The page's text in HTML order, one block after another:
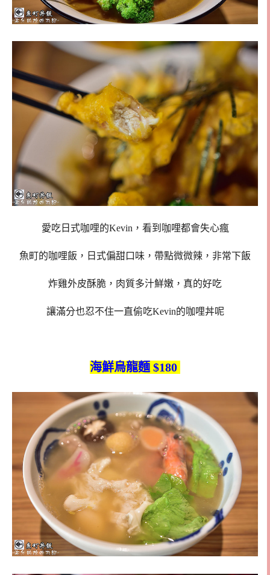
愛吃日式咖哩的Kevin，看到咖哩都會失心瘋
魚町的咖哩飯，日式偏甜口味，帶點微微辣，非常下飯
炸雞外皮酥脆，肉質多汁鮮嫩，真的好吃
讓滿分也忍不住一直偷吃Kevin的咖哩丼呢
海鮮烏龍麵 $180